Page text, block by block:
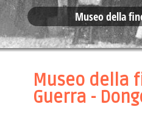
WETTER
Museo della
Museo della
Guerra -